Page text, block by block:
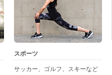
スポーツ
サッカー、ゴルフ、スキーなど